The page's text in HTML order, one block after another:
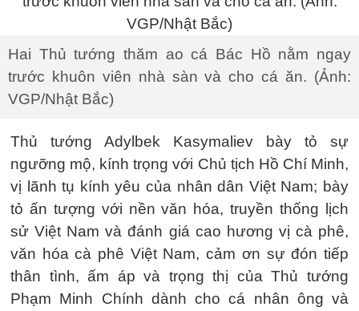
Hai Thủ tướng thăm ao cá Bác Hồ nằm ngay
trước khuôn viên nhà sàn và cho cá ăn. (Ảnh:
VGP/Nhật Bắc)
Thủ tướng Adylbek Kasymaliev bày tỏ sự
ngưỡng mộ, kính trọng với Chủ tịch Hồ Chí Minh,
vị lãnh tụ kính yêu của nhân dân Việt Nam; bày
tỏ ấn tượng với nền văn hóa, truyền thống lịch
sử Việt Nam và đánh giá cao hương vị cà phê,
văn hóa cà phê Việt Nam, cảm ơn sự đón tiếp
thân tình, ấm áp và trọng thị của Thủ tướng
Phạm Minh Chính dành cho cá nhân ông và